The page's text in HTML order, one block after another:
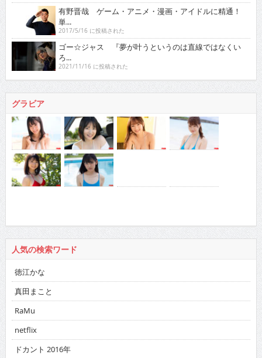
2017/5/16 に投稿された
ゴー☆ジャス 『夢が叶うというのは直線ではなくい
ろ...
2021/11/16 に投稿された
徳江かな
RaMu
netflix
ドカント 2016年